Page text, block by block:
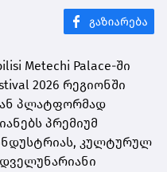
Metechi Palace-ში
2026 რეგიონში
პლატფორმად
პრემიუმ
კულტურულ